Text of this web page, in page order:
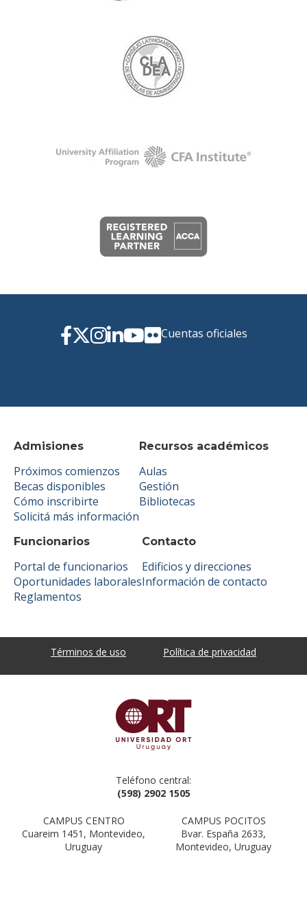
Admisiones
Próximos comienzos
Becas disponibles
Cómo inscribirte
Solicitá más información
Recursos académicos
Aulas
Gestión
Bibliotecas
Funcionarios
Portal de funcionarios
Oportunidades laborales
Reglamentos
Contacto
Edificios y direcciones
Información de contacto
Cuentas oficiales
Términos de uso Política de privacidad
Teléfono central:
(598) 2902 1505
CAMPUS CENTRO
Cuareim 1451, Montevideo,
Uruguay
CAMPUS POCITOS
Bvar. España 2633,
Montevideo, Uruguay